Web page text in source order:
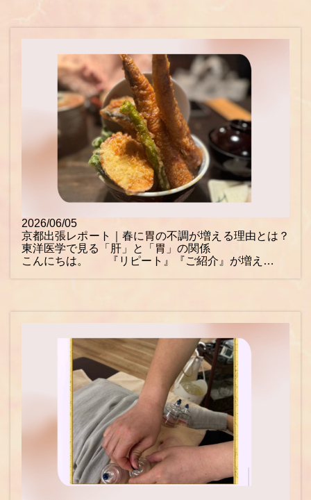
2026/06/05
京都出張レポート｜春に胃の不調が増える理由とは？
東洋医学で見る「肝」と「胃」の関係
こんにちは。 『リピート』『ご紹介』が増え…